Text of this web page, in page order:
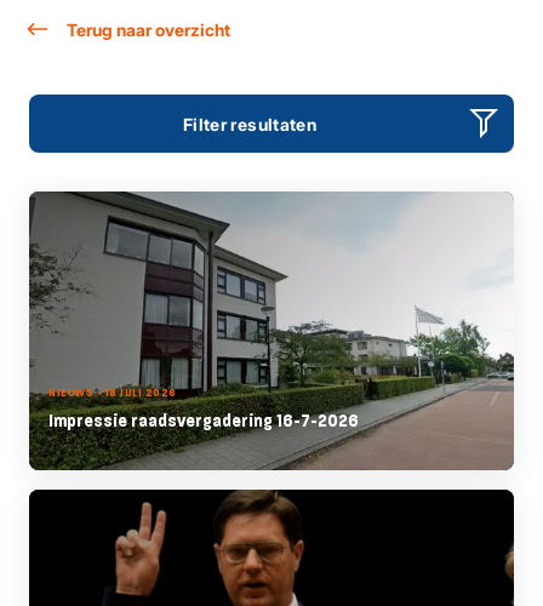
Terug naar overzicht
Filter resultaten
NIEUWS - 18 JULI 2026
Impressie raadsvergadering 16-7-2026